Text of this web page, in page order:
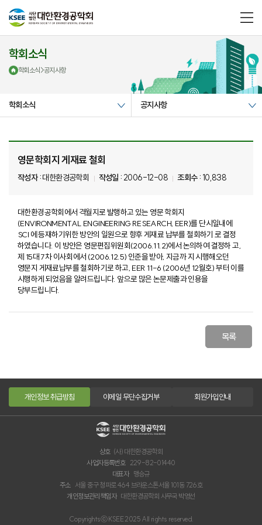
메
뉴
학회소식
학회소식>공지사항
학회소식 공지사항
영문학회지 게재료 철회
작성자 :대한환경공학회 작성일 : 2006-12-08 조회수 : 10,838
대한환경공학회에서 격월지로 발행하고 있는 영문 학회지
(ENVIRONMENTAL ENGINEERING RESEARCH, EER)를 단시일내에
SCI 에 등재하기위한 방안의 일원으로 향후 게재료 납부를 철회하기 로 결정
하였습니다. 이 방안은 영문편집위원회(2006.11.2)에서 논의하여 결정하 고,
제 15대 7차 이사회에서 (2006.12.5) 인준을 받아, 지금까 지 시행해오던
영문지 게재료납부를 철회하기로 하고, EER 11-6 (2006년 12월호) 부터 이를
시행하게 되었음을 알려드립니다. 앞으로 많은 논문제출과 인용을
당부드립니다.
목록
개인정보 취급방침 이메일 무단수집거부 회원가입안내
상호 (사) 대한환경공학회
사업자등록번호 229-82-01440
대표자 맹승규
주소 서울 중구 청파로 464 브라운스톤서울 101동 726호
개인정보관리책임자 대한환경공학회 사무국 박영선
Copyrightsⓒ KSEE 2025 All rights reserved.